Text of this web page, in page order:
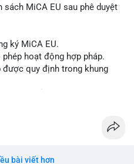
sách MiCA EU sau phê duyệt
ký MiCA EU.
hoạt động hợp pháp.
được quy định trong khung
bài viết hơn